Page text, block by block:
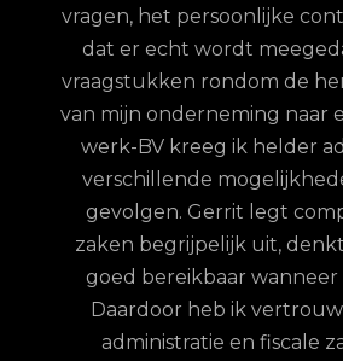
vragen, het persoonlijke
dat er echt wordt
vraagstukken rondom de
van mijn onderneming naar
werk-BV kreeg ik helder
verschillende
gevolgen. Gerrit legt
zaken begrijpelijk uit,
goed bereikbaar wanneer
Daardoor heb ik
administratie en fiscale